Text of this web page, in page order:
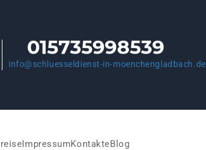
info@schluesseldienst-in-moenchengladbach.de
ImpressumKontakteBlog